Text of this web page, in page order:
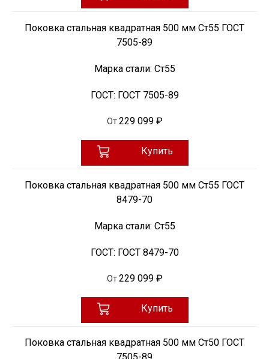
Поковка стальная квадратная 500 мм Ст55 ГОСТ
7505-89
Марка стали: Ст55
ГОСТ: ГОСТ 7505-89
От 229 099 ₽
Купить
Поковка стальная квадратная 500 мм Ст55 ГОСТ
8479-70
Марка стали: Ст55
ГОСТ: ГОСТ 8479-70
От 229 099 ₽
Купить
Поковка стальная квадратная 500 мм Ст50 ГОСТ
7505-89